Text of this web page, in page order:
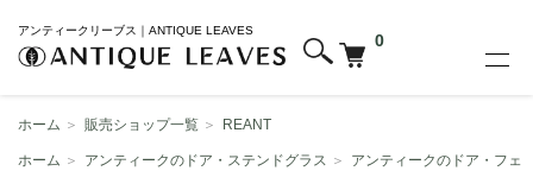
アンティークリーブス｜ANTIQUE LEAVES
0
ホーム ＞ 販売ショップ一覧 ＞ REANT
ホーム ＞ アンティークのドア・ステンドグラス ＞ アンティークのドア・フェ